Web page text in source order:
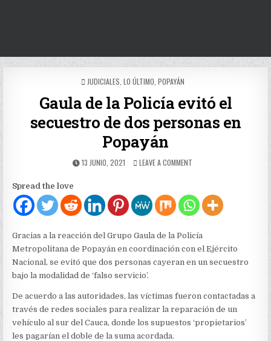
POSTED
JUDICIALES LO ÚLTIMO POPAYÁN
Gaula de la Policía evitó el
secuestro de dos personas en
Popayán
PUBLISHED
13 JUNIO, 2021 LEAVE A COMMENT
LA
POLICÍA
EVITÓ
SECUESTRO
DOS
PERSONAS
Spread the love
Gracias a la reacción del Grupo Gaula de la Policía
Metropolitana de Popayán en coordinación con el Ejército
Nacional, se evitó que dos personas cayeran en un secuestro
bajo la modalidad de ‘falso servicio’.
De acuerdo a las autoridades, las víctimas fueron contactadas a
través de redes sociales para realizar la reparación de un
vehículo al sur del Cauca, donde los supuestos ‘propietarios’
les pagarían el doble de la suma acordada.